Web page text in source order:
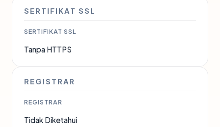
SERTIFIKAT SSL
SERTIFIKAT SSL
Tanpa HTTPS
REGISTRAR
REGISTRAR
Tidak Diketahui